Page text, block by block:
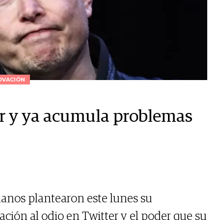
ya acumula problemas
plantearon este lunes su
al odio en Twitter y el poder que su